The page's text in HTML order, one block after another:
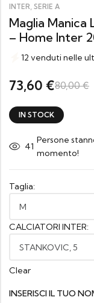
INTER, SERIE A
Maglia Manica
– Home Inter
12 venduti nelle
73,60 €80,00€
IN STOCK
41
Persone
momento!
Taglia:
CALCIATORI INTER:
Clear
INSERISCI IL TUO